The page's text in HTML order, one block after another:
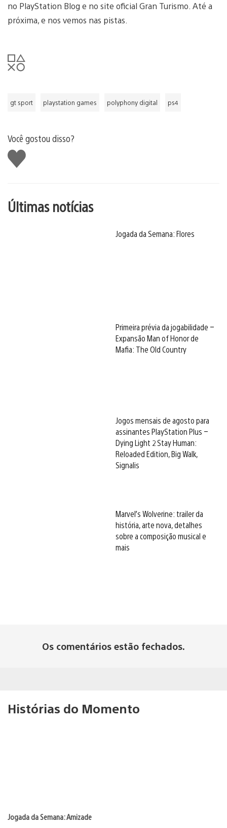
no PlayStation Blog e no site oficial Gran Turismo. Até a
próxima, e nos vemos nas pistas.
gt sport playstation games polyphony digital ps4
Você gostou disso?
Curtir
Últimas notícias
Jogada da Semana: Flores
Primeira prévia da jogabilidade –
Expansão Man of Honor de
Mafia: The Old Country
Jogos mensais de agosto para
assinantes PlayStation Plus –
Dying Light 2 Stay Human:
Reloaded Edition, Big Walk,
Signalis
Marvel’s Wolverine: trailer da
história, arte nova, detalhes
sobre a composição musical e
mais
Os comentários estão fechados.
Histórias do Momento
Jogada da Semana: Amizade